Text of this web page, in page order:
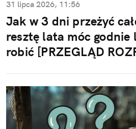
31 lipca 2026, 11:56
Jak w 3 dni przeżyć
resztę lata móc godnie
robić [PRZEGLĄD